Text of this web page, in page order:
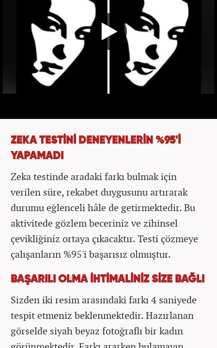
ZEKA TESTİNİ DENEYENLERİN %95'İ
YAPAMADI
Zeka testinde aradaki farkı bulmak için
verilen süre, rekabet duygusunu artırarak
durumu eğlenceli hâle de getirmektedir. Bu
aktivitede gözlem beceriniz ve zihinsel
çevikliğiniz ortaya çıkacaktır. Testi çözmeye
çalışanların %95'i başarısız olmuştur.
BAŞARILI OLMA İHTİMALİNİZ SİZE BAĞLI
Sizden iki resim arasındaki farkı 4 saniyede
tespit etmeniz beklenmektedir. Hazırlanan
görselde siyah beyaz fotoğraflı bir kadın